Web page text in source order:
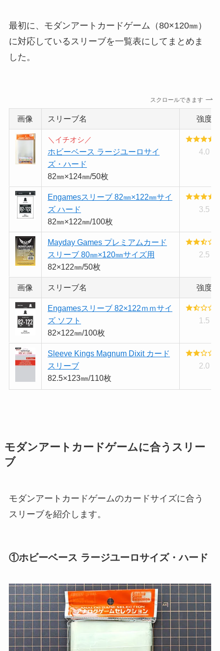
最初に、モダンアートカードゲーム（80×120㎜）
に対応しているスリーブを一覧表にしてまとめま
した。
スクロールできます
画像 スリーブ名 強度
＼イチオシ／
ホビーベース ラージユーロサイ
ズ・ハード
82㎜×124㎜/50枚
4.0
Engamesスリーブ 82㎜×122㎜サイ
ズ ハード
82㎜×122㎜/100枚
3.5
Mayday Games プレミアムカード
スリーブ 80㎜×120㎜サイズ用
82×122㎜/50枚
2.5
画像 スリーブ名 強度
Engamesスリーブ 82×122ｍｍサイ
ズ ソフト
82×122㎜/100枚
1.5
Sleeve Kings Magnum Dixit カード
スリーブ
82.5×123㎜/110枚
2.0
モダンアートカードゲームに合うスリー
ブ
モダンアートカードゲームのカードサイズに合う
スリーブを紹介します。
①ホビーベース ラージユーロサイズ・ハード